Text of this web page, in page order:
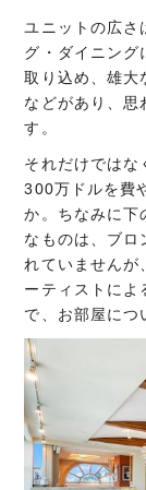
ユニットの広
グ・ダイニング
取り込め、雄大
などがあり、思
す。
それだけではな
300万ドルを費
か。ちなみに下
なものは、ブロ
れていませんが
ーティストによ
で、お部屋につ